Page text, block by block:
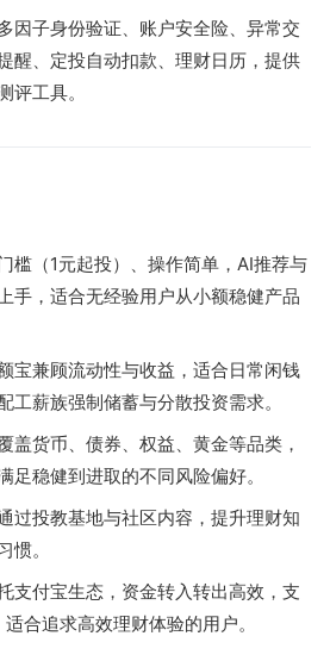
因子身份验证、账户安全险、异常交
醒、定投自动扣款、理财日历，提供
评工具。
槛（1元起投）、操作简单，AI推荐与
手，适合无经验用户从小额稳健产品
宝兼顾流动性与收益，适合日常闲钱
工薪族强制储蓄与分散投资需求。
盖货币、债券、权益、黄金等品类，
足稳健到进取的不同风险偏好。
过投教基地与社区内容，提升理财知
惯。
支付宝生态，资金转入转出高效，支
合追求高效理财体验的用户。